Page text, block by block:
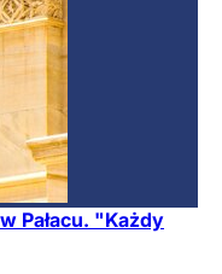
Pałacu. "Każdy